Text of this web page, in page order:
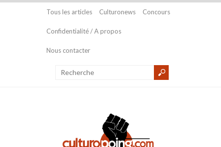
Tous les articles Culturonews Concours
Confidentialité / A propos
Nous contacter